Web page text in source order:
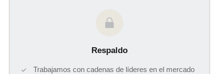
Respaldo
Trabajamos con cadenas de líderes en el mercado